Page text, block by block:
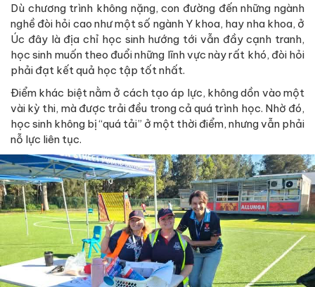
Dù chương trình không nặng, con đường đến những ngành
nghề đòi hỏi cao như một số ngành Y khoa, hay nha khoa, ở
Úc đây là địa chỉ học sinh hướng tới vẫn đầy cạnh tranh,
học sinh muốn theo đuổi những lĩnh vực này rất khó, đòi hỏi
phải đạt kết quả học tập tốt nhất.
Điểm khác biệt nằm ở cách tạo áp lực, không dồn vào một
vài kỳ thi, mà được trải đều trong cả quá trình học. Nhờ đó,
học sinh không bị “quá tải” ở một thời điểm, nhưng vẫn phải
nỗ lực liên tục.